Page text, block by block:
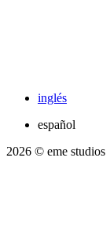
inglés
español
2026 © eme studios